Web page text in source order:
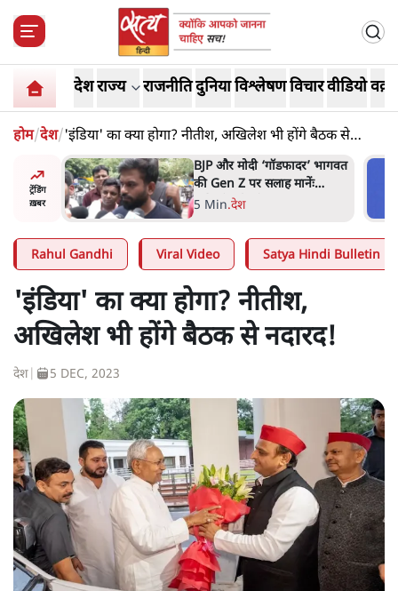
देशराज्य राजनीतिदुनियाविश्लेषणविचारवीडियो
होम/देश/'इंडिया' का क्या होगा? नीतीश, अखिलेश भी होंगे बैठक से
नदारद!
ट्रेंडिंग
ख़बर
भागवत
मार्क ज़करबर्ग का माफीनामाः ये
बहुत अंदर की बात है
9 Min.विश्लेषण
Rahul Gandhi Viral Video Satya Hindi Bulletin
'इंडिया' का क्या होगा? नीतीश,
अखिलेश भी होंगे बैठक से नदारद!
देश 5 DEC, 2023